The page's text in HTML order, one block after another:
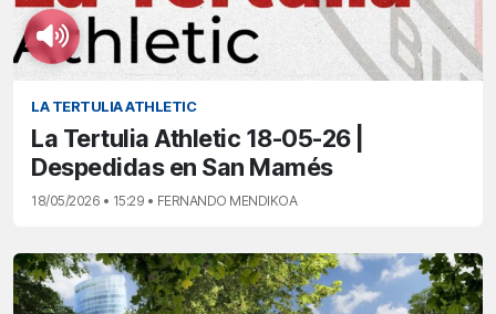
LA TERTULIA ATHLETIC
La Tertulia Athletic 18-05-26 |
Despedidas en San Mamés
18/05/2026 • 15:29 • FERNANDO MENDIKOA